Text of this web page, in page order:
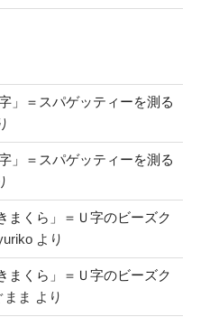
」＝スパゲッティーを測る
」＝スパゲッティーを測る
まくら」＝Ｕ字のビーズク
より
まくら」＝Ｕ字のビーズク
まま より